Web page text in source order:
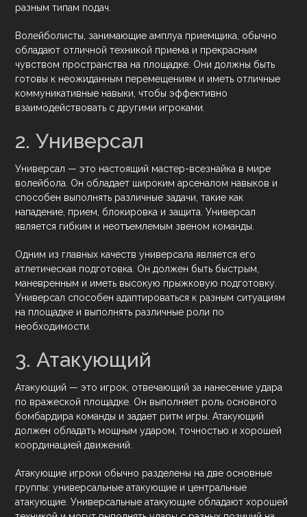
разным типам подач.
Волейболисты, занимающие амплуа приемщика, обычно
обладают отличной техникой приема и прекрасным
чувством пространства на площадке. Они должны быть
готовы к неожиданным перемещениям и иметь отличные
коммуникативные навыки, чтобы эффективно
взаимодействовать с другими игроками.
2. Универсал
Универсал — это настоящий мастер-всезнайка в мире
волейбола. Он обладает широким арсеналом навыков и
способен выполнять различные задачи, такие как
нападение, прием, блокировка и защита. Универсал
является гибким и неотъемлемым звеном команды.
Одним из главных качеств универсала является его
атлетическая подготовка. Он должен быть быстрым,
маневренным и иметь высокую прыжковую подготовку.
Универсал способен адаптироваться к разным ситуациям
на площадке и выполнять различные роли по
необходимости.
3. Атакующий
Атакующий — это игрок, отвечающий за нанесение удара
по вражеской площадке. Он выполняет роль основного
бомбардира команды и задает ритм игры. Атакующий
должен обладать мощным ударом, точностью и хорошей
координацией движений.
Атакующие игроки обычно разделены на две основные
группы: универсальные атакующие и центральные
атакующие. Универсальные атакующие обладают хорошей